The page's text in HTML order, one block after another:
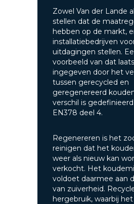
Zowel Van der Lande
stellen dat de
hebben op de markt,
installatiebedrijven
uitdagingen stellen.
voorbeeld van dat
ingegeven door het
tussen gerecycled en
geregenereerd
verschil is
EN378 deel 4.
Regenereren is het
reinigen dat het
weer als nieuw kan
verkocht. Het
voldoet daarmee aan
van zuiverheid.
hergebruik, waarbij